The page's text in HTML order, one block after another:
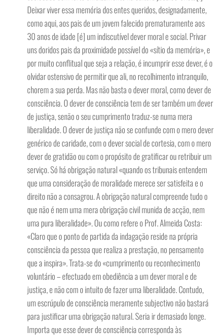
Deixar viver essa memória dos entes queridos, designadamente,
como aqui, aos pais de um jovem falecido prematuramente aos
30 anos de idade [é] um indiscutível dever moral e social. Privar
uns doridos pais da proximidade possível do «sítio da memória», e
por muito conflitual que seja a relação, é incumprir esse dever, é o
olvidar ostensivo de permitir que ali, no recolhimento intranquilo,
chorem a sua perda. Mas não basta o dever moral, como dever de
consciência. O dever de consciência tem de ser também um dever
de justiça, senão o seu cumprimento traduz-se numa mera
liberalidade. O dever de justiça não se confunde com o mero dever
genérico de caridade, com o dever social de cortesia, com o mero
dever de gratidão ou com o propósito de gratificar ou retribuir um
serviço. Só há obrigação natural «quando os tribunais entendem
que uma consideração de moralidade merece ser satisfeita e o
direito não a consagrou. A obrigação natural compreende tudo o
que não é nem uma mera obrigação civil munida de acção, nem
uma pura liberalidade». Ou como refere o Prof. Almeida Costa:
«Claro que o ponto de partida da indagação reside na própria
consciência da pessoa que realiza a prestação, no pensamento
que a inspira». Trata-se do «cumprimento ou reconhecimento
voluntário – efectuado em obediência a um dever moral e de
justiça, e não com o intuito de fazer uma liberalidade. Contudo,
um escrúpulo de consciência meramente subjectivo não bastará
para justificar uma obrigação natural. Seria ir demasiado longe.
Importa que esse dever de consciência corresponda às